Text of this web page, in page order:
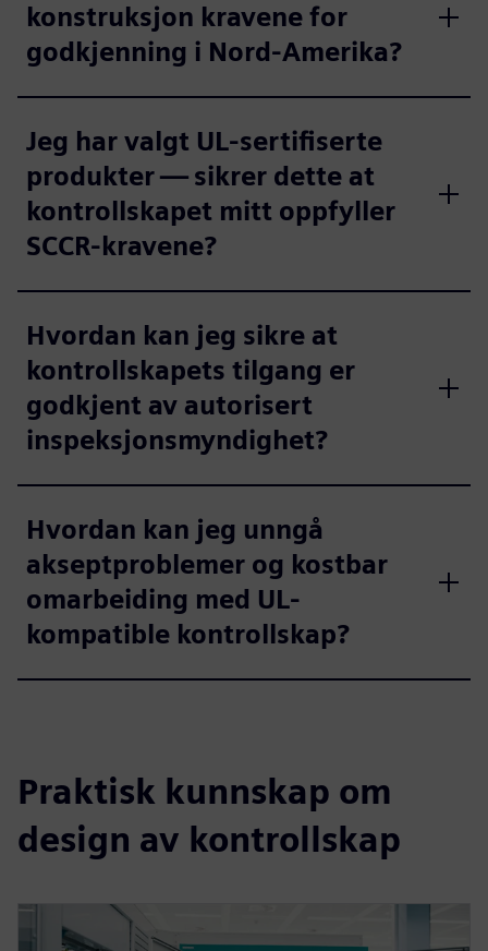
konstruksjon kravene for
godkjenning i Nord-Amerika?
Jeg har valgt UL-sertifiserte
produkter — sikrer dette at
kontrollskapet mitt oppfyller
SCCR-kravene?
Hvordan kan jeg sikre at
kontrollskapets tilgang er
godkjent av autorisert
inspeksjonsmyndighet?
Hvordan kan jeg unngå
akseptproblemer og kostbar
omarbeiding med UL-
kompatible kontrollskap?
Praktisk kunnskap om
design av kontrollskap